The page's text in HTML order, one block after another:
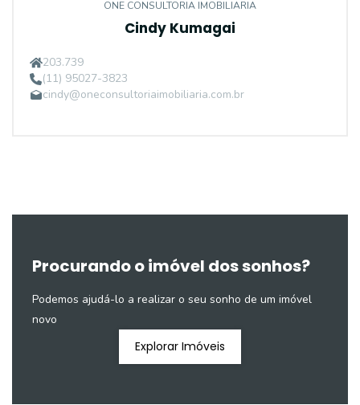
ONE CONSULTORIA IMOBILIARIA
Cindy Kumagai
203.739
(11) 95027-3823
cindy@oneconsultoriaimobiliaria.com.br
Procurando o imóvel dos sonhos?
Podemos ajudá-lo a realizar o seu sonho de um imóvel
novo
Explorar Imóveis